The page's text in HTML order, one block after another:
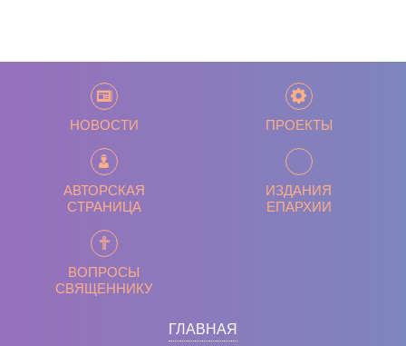
НОВОСТИ ПРОЕКТЫ
АВТОРСКАЯ
СТРАНИЦА
ИЗДАНИЯ
ЕПАРХИИ
ВОПРОСЫ
СВЯЩЕННИКУ
ГЛАВНАЯ